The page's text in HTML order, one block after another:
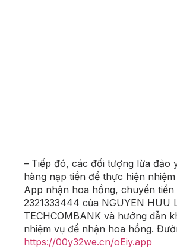
– Tiếp đó, các đối tượng lừa đảo
hàng nạp tiền để thực hiện
App nhận hoa hồng, chuyển tiền
2321333444 của NGUYEN HUU
TECHCOMBANK và hướng dẫn
nhiệm vụ để nhận hoa hồng.
https://00y32we.cn/oEiy.app